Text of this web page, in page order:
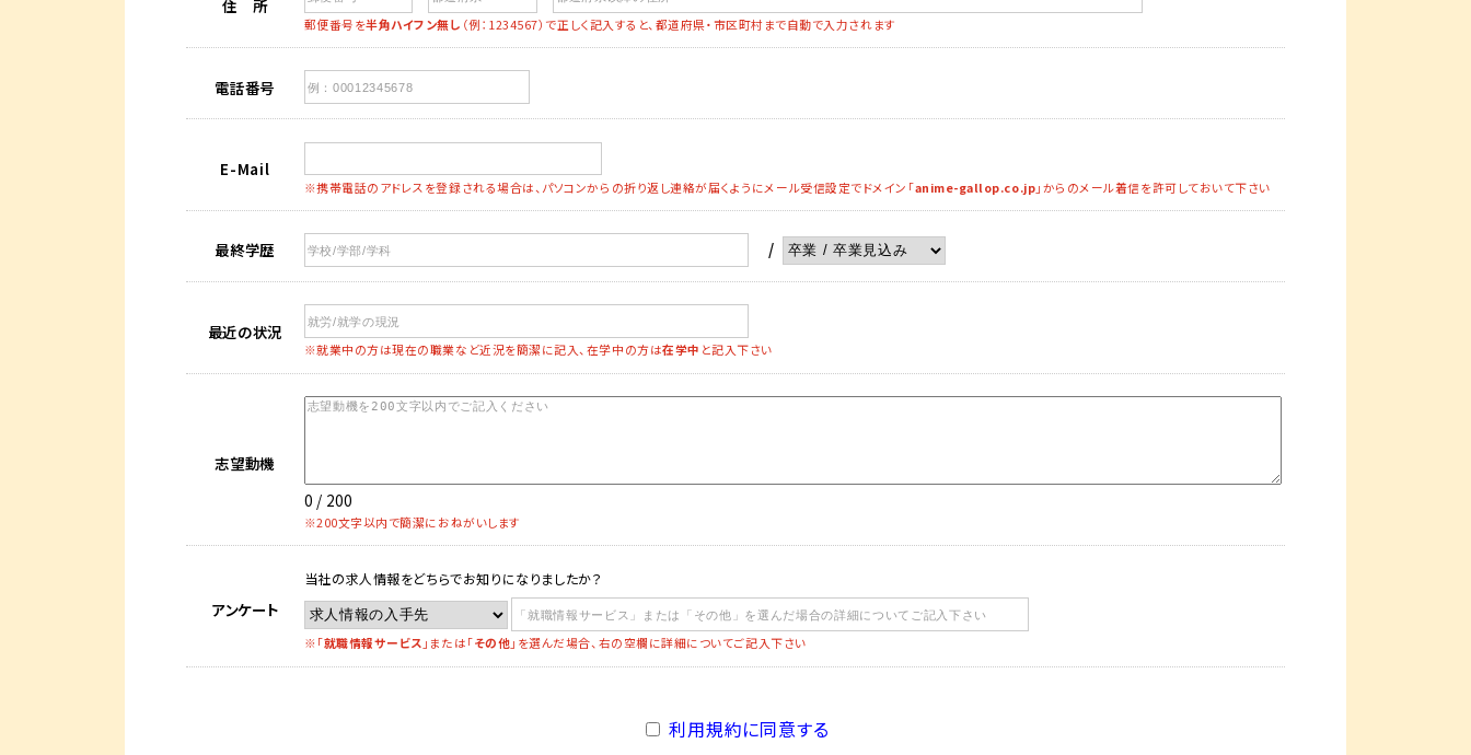
住 所
郵便番号を半角ハイフン無し （例：1234567）で正しく記入すると、都道府県・市区町村まで自動で入力されます
電話番号
E-Mail
※携帯電話のアドレスを登録される場合は、パソコンからの折り返し連絡が届くようにメール受信設定でドメイン「anime-gallop.co.jp 」からのメール着信を許可しておいて下さい
最終学歴 /
最近の状況
※就業中の方は現在の職業など近況を簡潔に記入、在学中の方は在学中 と記入下さい
志望動機
0 / 200
※200文字以内で簡潔におねがいします
アンケート
当社の求人情報をどちらでお知りになりましたか？
※「就職情報サービス 」または「その他 」を選んだ場合、右の空欄に詳細についてご記入下さい
利用規約に同意する